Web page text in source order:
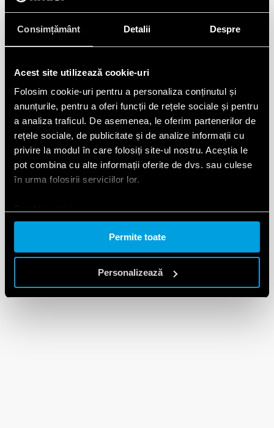
Consimțământ Detalii Despre
Acest site utilizează cookie-uri
Folosim cookie-uri pentru a personaliza conținutul și
anunțurile, pentru a oferi funcții de rețele sociale și pentru
a analiza traficul. De asemenea, le oferim partenerilor de
rețele sociale, de publicitate și de analize informații cu
privire la modul în care folosiți site-ul nostru. Aceștia le
pot combina cu alte informații oferite de dvs. sau culese
în urma folosirii serviciilor lor.
Permite toate
Personalizează